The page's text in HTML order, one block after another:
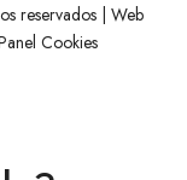
reservados | Web
Cookies